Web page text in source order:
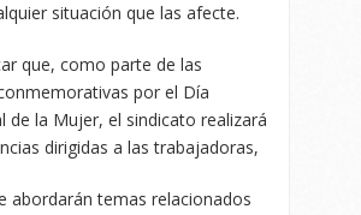
situación que las afecte.
que, como parte de las
por el Día
de la Mujer, el sindicato realizará
dirigidas a las trabajadoras,
abordarán temas relacionados